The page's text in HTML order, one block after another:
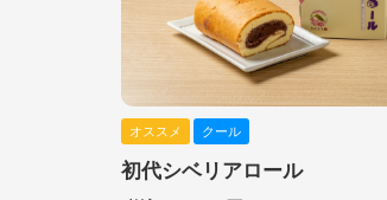
オススメ クール
初代シベリアロール